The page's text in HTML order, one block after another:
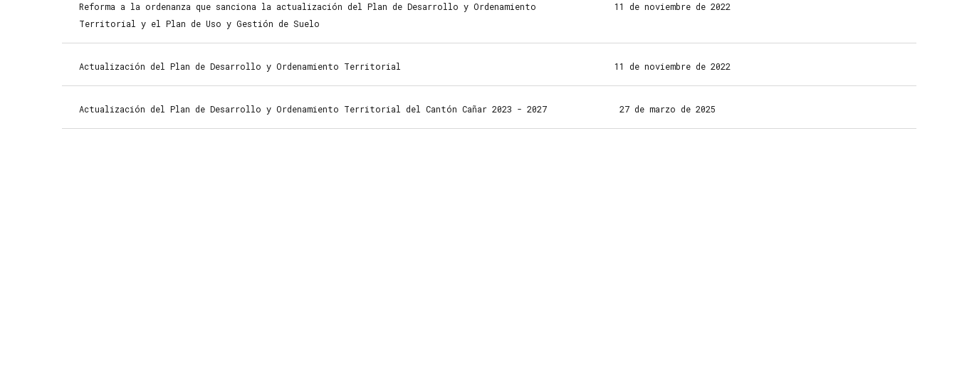
Reforma a la ordenanza que sanciona la actualización del Plan de Desarrollo y Ordenamiento
Territorial y el Plan de Uso y Gestión de Suelo
11 de noviembre de 2022
Actualización del Plan de Desarrollo y Ordenamiento Territorial 11 de noviembre de 2022
Actualización del Plan de Desarrollo y Ordenamiento Territorial del Cantón Cañar 2023 - 2027 27 de marzo de 2025